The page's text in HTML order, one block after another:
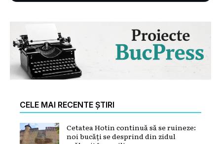
CELE MAI RECENTE ȘTIRI
Cetatea Hotin continuă să se ruineze:
noi bucăți se desprind din zidul